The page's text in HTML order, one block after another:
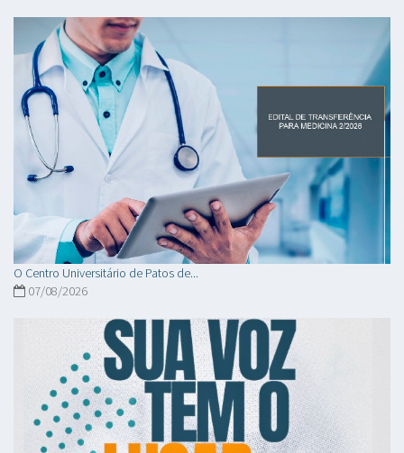
O Centro Universitário de Patos de...
07/08/2026